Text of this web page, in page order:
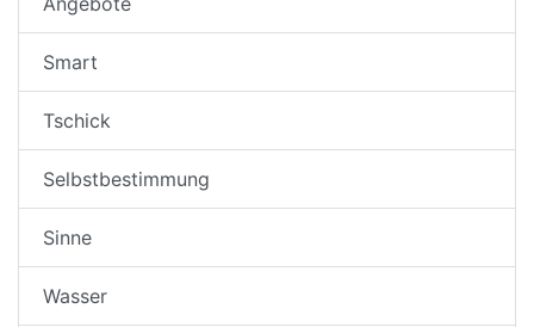
Smart
Tschick
Selbstbestimmung
Sinne
Wasser